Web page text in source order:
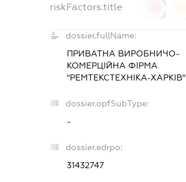
riskFactors.title
dossier.fullName:
ПРИВАТНА ВИРОБНИЧО-
КОМЕРЦІЙНА ФІРМА
"РЕМТЕКСТЕХНІКА-ХАРКІВ"
dossier.opfSubType:
-
dossier.edrpo:
31432747